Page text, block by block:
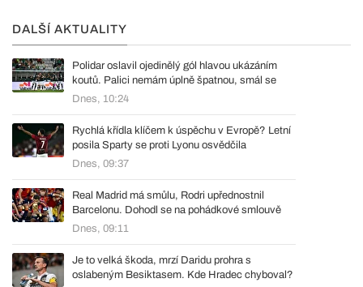
DALŠÍ AKTUALITY
Polidar oslavil ojedinělý gól hlavou ukázáním
koutů. Palici nemám úplně špatnou, smál se
Dnes, 10:24
Rychlá křídla klíčem k úspěchu v Evropě? Letní
posila Sparty se proti Lyonu osvědčila
Dnes, 09:37
Real Madrid má smůlu, Rodri upřednostnil
Barcelonu. Dohodl se na pohádkové smlouvě
Dnes, 09:11
Je to velká škoda, mrzí Daridu prohra s
oslabeným Besiktasem. Kde Hradec chyboval?